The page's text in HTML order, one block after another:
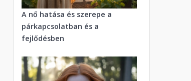
A nő hatása és szerepe a
párkapcsolatban és a
fejlődésben